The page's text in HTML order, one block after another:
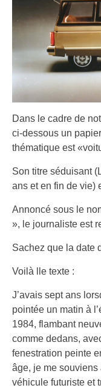
Dans le cadre de
ci-dessous un
thématique est
Son titre séduisant
ans et en fin de vie)
Annoncé sous le
», le journaliste est
Sachez que la date
Voilà lle texte :
J’avais sept ans
pointée un matin à
1984, flambant
comme dedans,
fenestration peinte
âge, je me
véhicule futuriste et